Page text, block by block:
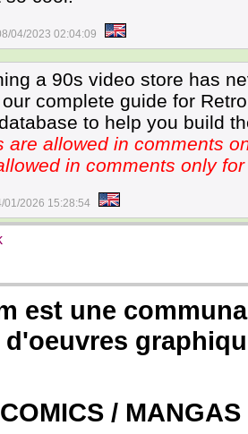
04/2023 02:04:09
a 90s video store has
complete guide for
to help you build
are allowed in comments
in comments only
01/2026 15:28:54
est une
/